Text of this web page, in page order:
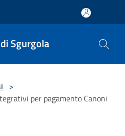
Sgurgola
>
per pagamento Canoni